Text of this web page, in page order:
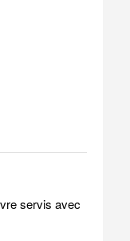
servis avec